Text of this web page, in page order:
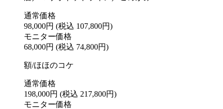
通常価格
98,000円 (税込 107,800円)
モニター価格
68,000円 (税込 74,800円)
額/ほほのコケ
通常価格
198,000円 (税込 217,800円)
モニター価格